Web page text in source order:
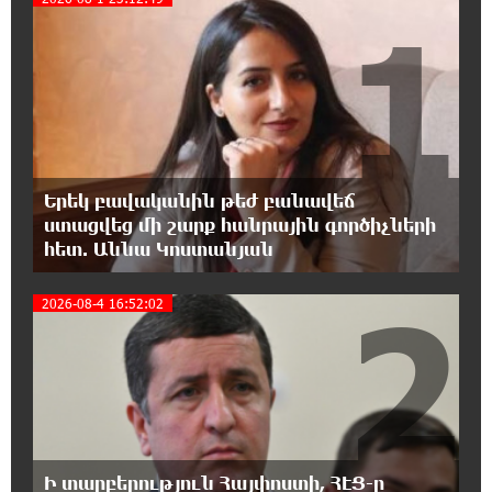
ապօրինություններից. Լարիսա Ալավերդյան
10:11:47 8-08-2026
Մեր ուժը մեր աշխատակիցներն են. ԶՊՄԿ
10:02:07 8-08-2026
«Պատմական հիշողությունը չի կարելի
քաղաքականություն դարձնել». Կարպիս
Փաշոյան
0:55:39 8-08-2026
Երևանի և մարզերի տասնյակ հասցեներում
օգոստոսի 10-ին, 11-ին, 12-ին և 13-ին գազ
0:35:27 8-08-2026
Հայ ուշուիստները 37 մեդալ են նվաճել
միջազգային մրցաշարում
Երեկ բավականին թեժ բանավեճ
ստացվեց մի շարք հանրային գործիչների
հետ. Աննա Կոստանյան
1
2026-08-4 16:52:02
Ի տարբերություն Հայփոստի, ՀԷՑ-ը2